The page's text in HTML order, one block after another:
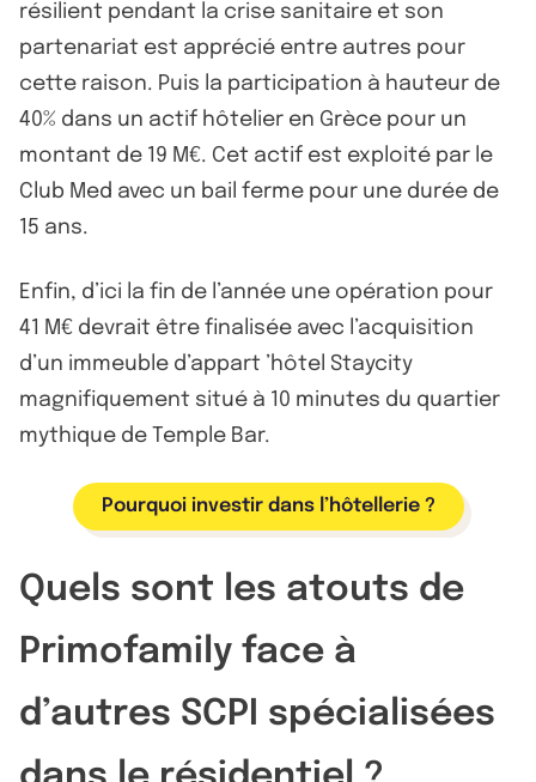
résilient pendant la crise sanitaire et son
partenariat est apprécié entre autres pour
cette raison. Puis la participation à hauteur de
40% dans un actif hôtelier en Grèce pour un
montant de 19 M€. Cet actif est exploité par le
Club Med avec un bail ferme pour une durée de
15 ans.
Enfin, d’ici la fin de l’année une opération pour
41 M€ devrait être finalisée avec l’acquisition
d’un immeuble d’appart ’hôtel Staycity
magnifiquement situé à 10 minutes du quartier
mythique de Temple Bar.
Pourquoi investir dans l’hôtellerie ?
Quels sont les atouts de
Primofamily face à
d’autres SCPI spécialisées